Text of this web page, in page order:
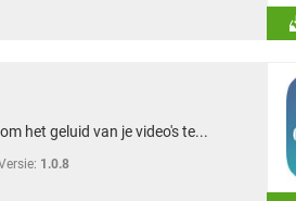
het geluid van je video's te...
1.0.8